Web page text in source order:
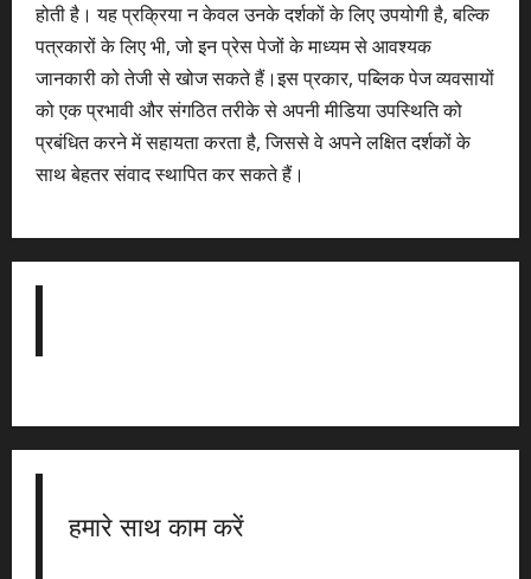
होती है। यह प्रक्रिया न केवल उनके दर्शकों के लिए उपयोगी है, बल्कि
पत्रकारों के लिए भी, जो इन प्रेस पेजों के माध्यम से आवश्यक
जानकारी को तेजी से खोज सकते हैं।इस प्रकार, पब्लिक पेज व्यवसायों
को एक प्रभावी और संगठित तरीके से अपनी मीडिया उपस्थिति को
प्रबंधित करने में सहायता करता है, जिससे वे अपने लक्षित दर्शकों के
साथ बेहतर संवाद स्थापित कर सकते हैं।
हमारे साथ काम करें